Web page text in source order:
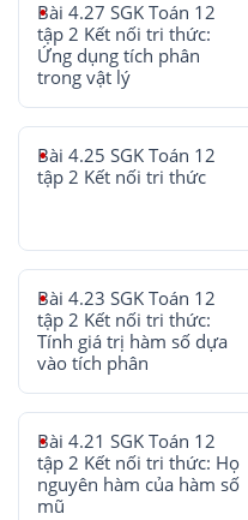
Bài 4.27 SGK Toán 12
tập 2 Kết nối tri thức:
Ứng dụng tích phân
trong vật lý
Bài 4.25 SGK Toán 12
tập 2 Kết nối tri thức
Bài 4.23 SGK Toán 12
tập 2 Kết nối tri thức:
Tính giá trị hàm số dựa
vào tích phân
Bài 4.21 SGK Toán 12
tập 2 Kết nối tri thức: Họ
nguyên hàm của hàm số
mũ